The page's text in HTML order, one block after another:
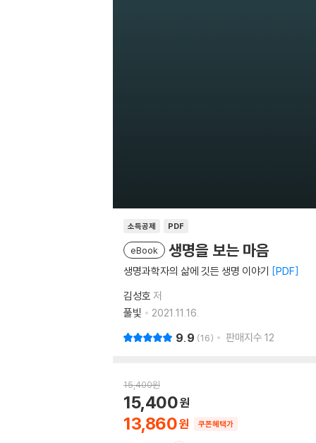
소득공제 PDF
eBook 생명을 보는 마음
생명과학자의 삶에 깃든 생명 이야기 PDF
김성호 저
풀빛
2021.11.16.
9.9 16 판매지수 12
15,400원
13,860
15,400
쿠폰혜택가